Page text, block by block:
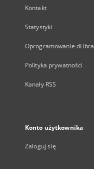
Kontakt
Statystyki
Oprogramowanie dLibra
Polityka prywatności
Kanały RSS
Konto użytkownika
Zaloguj się